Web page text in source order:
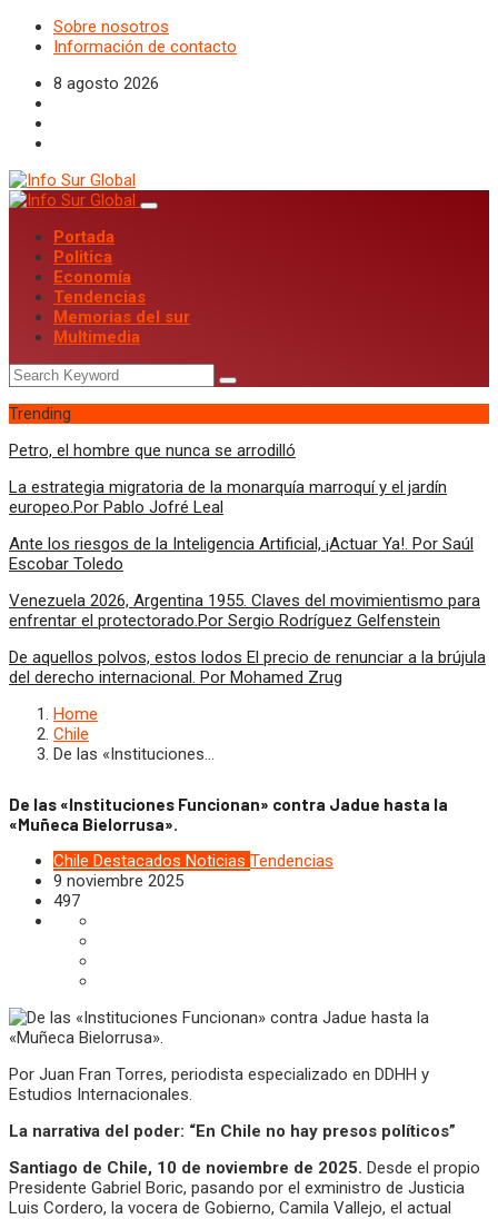
Sobre nosotros
Información de contacto
8 agosto 2026
Portada
Politica
Economía
Tendencias
Memorias del sur
Multimedia
Trending
Petro, el hombre que nunca se arrodilló
La estrategia migratoria de la monarquía marroquí y el jardín
europeo.Por Pablo Jofré Leal
Ante los riesgos de la Inteligencia Artificial, ¡Actuar Ya!. Por Saúl
Escobar Toledo
Venezuela 2026, Argentina 1955. Claves del movimientismo para
enfrentar el protectorado.Por Sergio Rodríguez Gelfenstein
De aquellos polvos, estos lodos El precio de renunciar a la brújula
del derecho internacional. Por Mohamed Zrug
Home
Chile
De las «Instituciones…
De las «Instituciones Funcionan» contra Jadue hasta la
«Muñeca Bielorrusa».
Chile Destacados Noticias Tendencias
9 noviembre 2025
497
Por Juan Fran Torres, periodista especializado en DDHH y
Estudios Internacionales.
La narrativa del poder: “En Chile no hay presos políticos”
Santiago de Chile, 10 de noviembre de 2025. Desde el propio
Presidente Gabriel Boric, pasando por el exministro de Justicia
Luis Cordero, la vocera de Gobierno, Camila Vallejo, el actual